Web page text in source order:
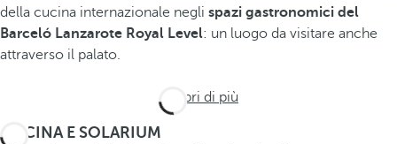
della cucina internazionale negli spazi gastronomici del
Barceló Lanzarote Royal Level: un luogo da visitare anche
attraverso il palato.
Scopri di più
PISCINA E SOLARIUM